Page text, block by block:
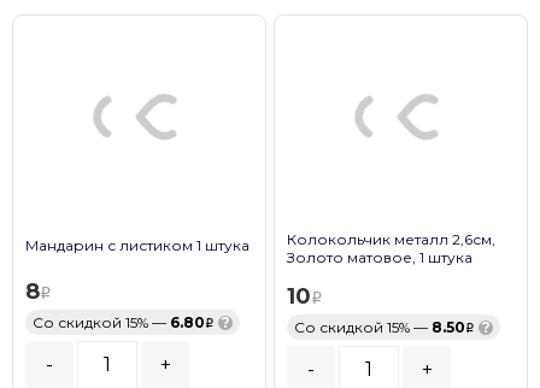
Мандарин с листиком 1 штука
8
Со скидкой 15% — 6.80 ?
- +
Колокольчик металл 2,6см,
Золото матовое, 1 штука
10
Со скидкой 15% — 8.50 ?
- +